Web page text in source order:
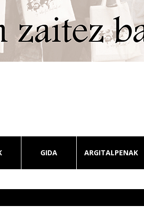
GIDA ARGITALPENAK